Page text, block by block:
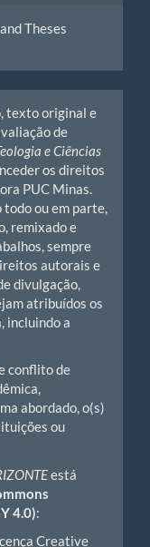
Theses
texto original e
de
e Ciências
os direitos
PUC Minas.
todo ou em parte,
remixado e
sempre
autorais e
divulgação,
atribuídos os
incluindo a
conflito de
abordado, o(s)
ou
está
4.0):
Creative